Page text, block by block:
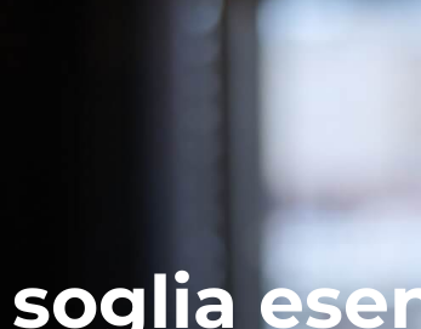
soglia